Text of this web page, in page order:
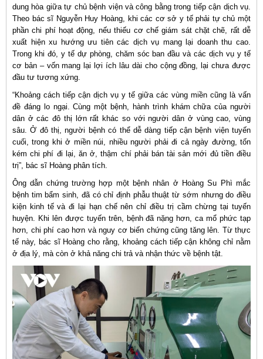
dung hòa giữa tự chủ bệnh viện và công bằng trong tiếp cận dịch vụ.
Theo bác sĩ Nguyễn Huy Hoàng, khi các cơ sở y tế phải tự chủ một
phần chi phí hoạt động, nếu thiếu cơ chế giám sát chặt chẽ, rất dễ
xuất hiện xu hướng ưu tiên các dịch vụ mang lại doanh thu cao.
Trong khi đó, y tế dự phòng, chăm sóc ban đầu và các dịch vụ y tế
cơ bản – vốn mang lại lợi ích lâu dài cho cộng đồng, lại chưa được
đầu tư tương xứng.
“Khoảng cách tiếp cận dịch vụ y tế giữa các vùng miền cũng là vấn
đề đáng lo ngại. Cùng một bệnh, hành trình khám chữa của người
dân ở các đô thị lớn rất khác so với người dân ở vùng cao, vùng
sâu. Ở đô thị, người bệnh có thể dễ dàng tiếp cận bệnh viện tuyến
cuối, trong khi ở miền núi, nhiều người phải đi cả ngày đường, tốn
kém chi phí đi lại, ăn ở, thậm chí phải bán tài sản mới đủ tiền điều
trị”, bác sĩ Hoàng phân tích.
Ông dẫn chứng trường hợp một bệnh nhân ở Hoàng Su Phì mắc
bệnh tim bẩm sinh, đã có chỉ định phẫu thuật từ sớm nhưng do điều
kiện kinh tế và đi lại hạn chế nên chỉ điều trị cầm chừng tại tuyến
huyện. Khi lên được tuyến trên, bệnh đã nặng hơn, ca mổ phức tạp
hơn, chi phí cao hơn và nguy cơ biến chứng cũng tăng lên. Từ thực
tế này, bác sĩ Hoàng cho rằng, khoảng cách tiếp cận không chỉ nằm
ở địa lý, mà còn ở khả năng chi trả và nhận thức về bệnh tật.